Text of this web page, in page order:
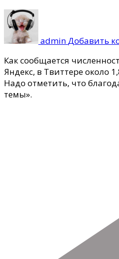
adminДобавить
Как сообщается
Яндекс, в Твиттере около
Надо отметить, что
темы».